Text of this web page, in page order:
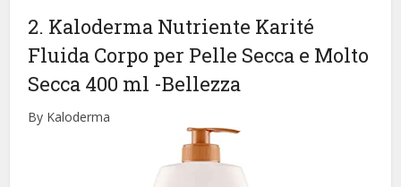
2. Kaloderma Nutriente Karité
Fluida Corpo per Pelle Secca e Molto
Secca 400 ml -Bellezza
By Kaloderma